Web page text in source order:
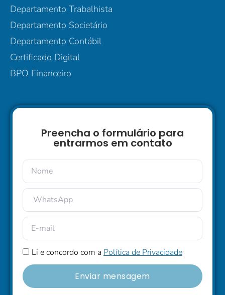
Departamento Trabalhista
Departamento Societário
Departamento Contábil
Certificado Digital
BPO Financeiro
Preencha o formulário para
entrarmos em contato
Li e concordo com a Política de Privacidade
Enviar mensagem